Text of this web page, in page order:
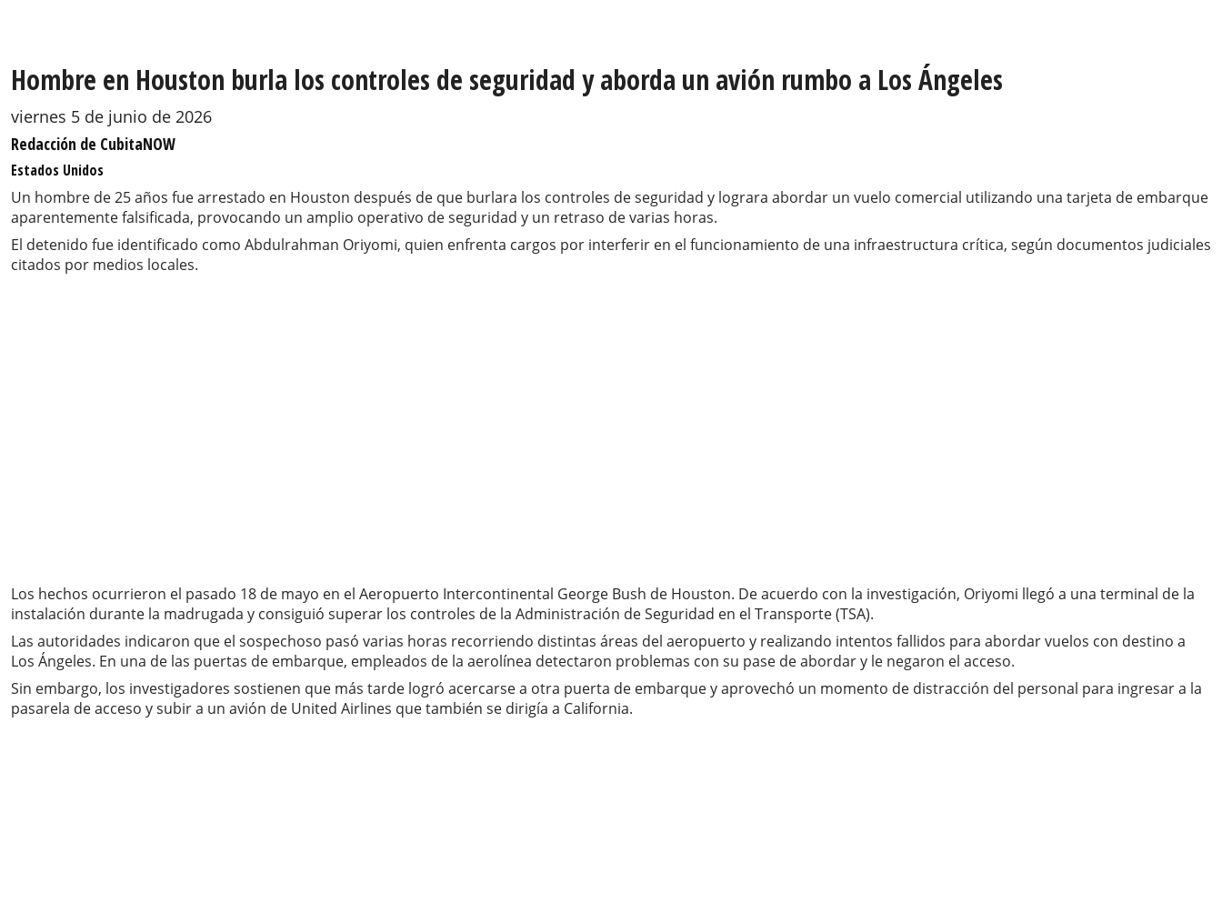
Hombre en Houston burla los controles de seguridad y aborda un avión rumbo a Los Ángeles
viernes 5 de junio de 2026
Redacción de CubitaNOW
Estados Unidos
Un hombre de 25 años fue arrestado en Houston después de que burlara los controles de seguridad y lograra abordar un vuelo comercial utilizando una tarjeta de embarque
aparentemente falsificada, provocando un amplio operativo de seguridad y un retraso de varias horas.
El detenido fue identificado como Abdulrahman Oriyomi, quien enfrenta cargos por interferir en el funcionamiento de una infraestructura crítica, según documentos judiciales
citados por medios locales.
Los hechos ocurrieron el pasado 18 de mayo en el Aeropuerto Intercontinental George Bush de Houston. De acuerdo con la investigación, Oriyomi llegó a una terminal de la
instalación durante la madrugada y consiguió superar los controles de la Administración de Seguridad en el Transporte (TSA).
Las autoridades indicaron que el sospechoso pasó varias horas recorriendo distintas áreas del aeropuerto y realizando intentos fallidos para abordar vuelos con destino a
Los Ángeles. En una de las puertas de embarque, empleados de la aerolínea detectaron problemas con su pase de abordar y le negaron el acceso.
Sin embargo, los investigadores sostienen que más tarde logró acercarse a otra puerta de embarque y aprovechó un momento de distracción del personal para ingresar a la
pasarela de acceso y subir a un avión de United Airlines que también se dirigía a California.